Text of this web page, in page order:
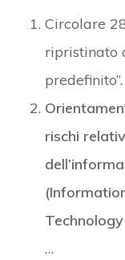
Circolare
ripristinato
predefinito”.
rischi
…